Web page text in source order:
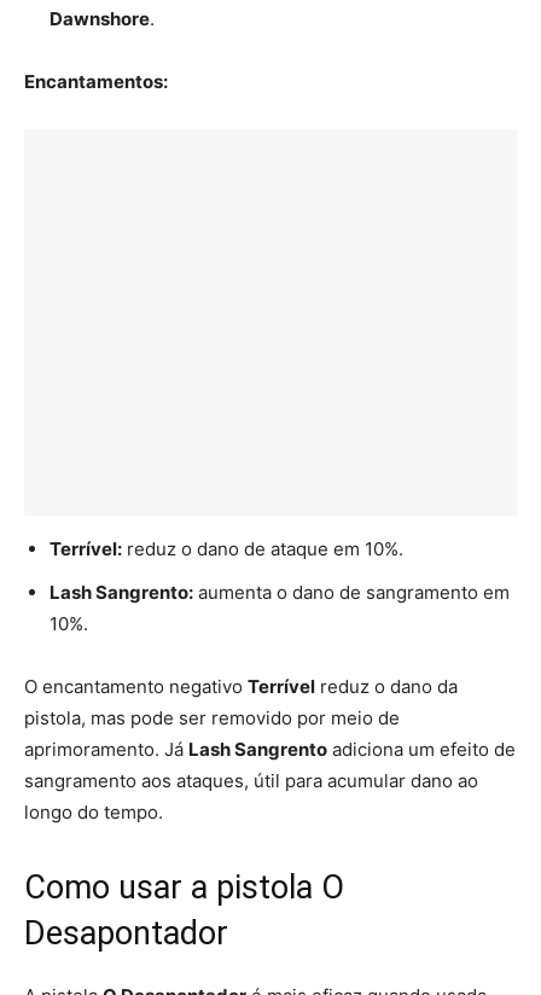
Dawnshore.
Encantamentos:
Terrível: reduz o dano de ataque em 10%.
Lash Sangrento: aumenta o dano de sangramento em
10%.
O encantamento negativo Terrível reduz o dano da
pistola, mas pode ser removido por meio de
aprimoramento. Já Lash Sangrento adiciona um efeito de
sangramento aos ataques, útil para acumular dano ao
longo do tempo.
Como usar a pistola O
Desapontador